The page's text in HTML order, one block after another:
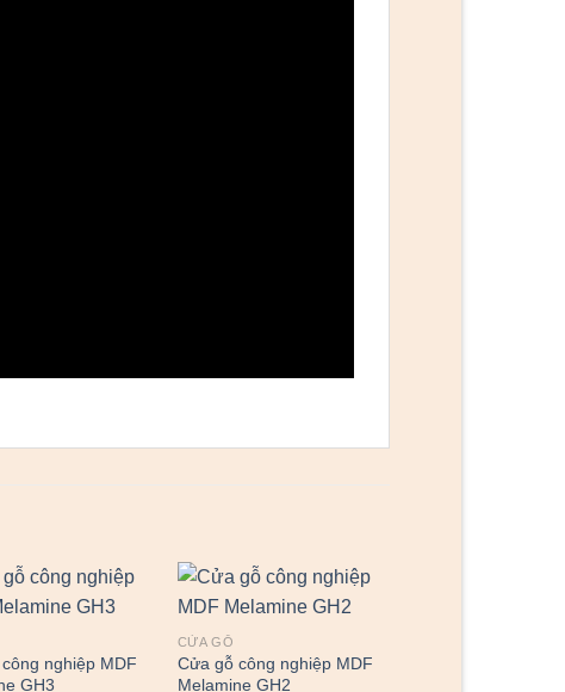
nghiệp MDF
GH3
CỬA GỖ
Cửa gỗ công nghiệp MDF
Melamine GH2